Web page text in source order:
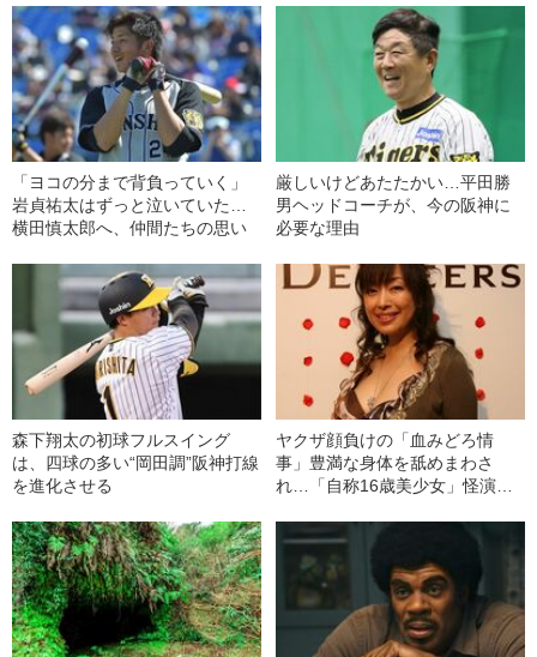
「ヨコの分まで背負っていく」
岩貞祐太はずっと泣いていた…
横田慎太郎へ、仲間たちの思い
厳しいけどあたたかい…平田勝
男ヘッドコーチが、今の阪神に
必要な理由
森下翔太の初球フルスイング
は、四球の多い“岡田調”阪神打線
を進化させる
ヤクザ顔負けの「血みどろ情
事」豊満な身体を舐めまわさ
れ…「自称16歳美少女」怪演